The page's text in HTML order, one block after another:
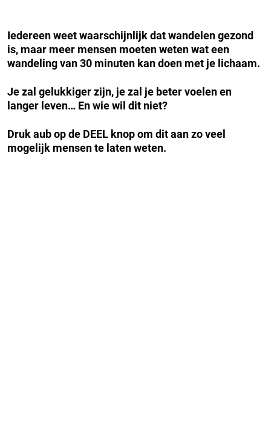
Iedereen weet waarschijnlijk dat wandelen gezond
is, maar meer mensen moeten weten wat een
wandeling van 30 minuten kan doen met je lichaam.
Je zal gelukkiger zijn, je zal je beter voelen en
langer leven… En wie wil dit niet?
Druk aub op de DEEL knop om dit aan zo veel
mogelijk mensen te laten weten.